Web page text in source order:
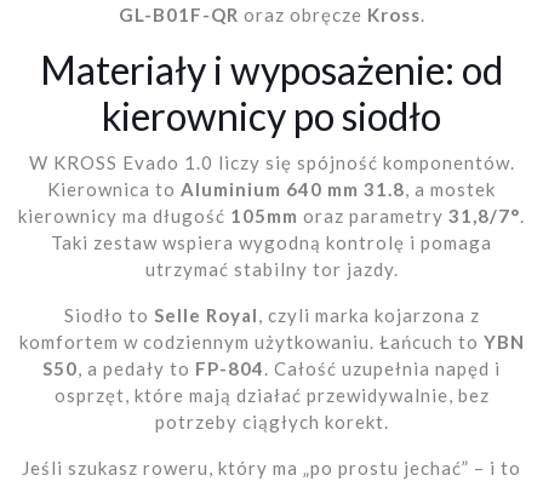
GL-B01F-QR oraz obręcze Kross.
Materiały i wyposażenie: od
kierownicy po siodło
W KROSS Evado 1.0 liczy się spójność komponentów.
Kierownica to Aluminium 640 mm 31.8, a mostek
kierownicy ma długość 105mm oraz parametry 31,8/7°.
Taki zestaw wspiera wygodną kontrolę i pomaga
utrzymać stabilny tor jazdy.
Siodło to Selle Royal, czyli marka kojarzona z
komfortem w codziennym użytkowaniu. Łańcuch to YBN
S50, a pedały to FP-804. Całość uzupełnia napęd i
osprzęt, które mają działać przewidywalnie, bez
potrzeby ciągłych korekt.
Jeśli szukasz roweru, który ma „po prostu jechać” – i to